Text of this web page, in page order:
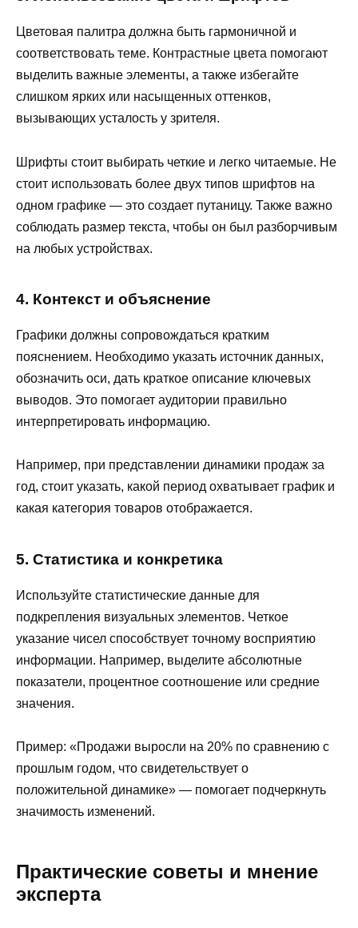
Цветовая палитра должна быть гармоничной и
соответствовать теме. Контрастные цвета помогают
выделить важные элементы, а также избегайте
слишком ярких или насыщенных оттенков,
вызывающих усталость у зрителя.
Шрифты стоит выбирать четкие и легко читаемые. Не
стоит использовать более двух типов шрифтов на
одном графике — это создает путаницу. Также важно
соблюдать размер текста, чтобы он был разборчивым
на любых устройствах.
4. Контекст и объяснение
Графики должны сопровождаться кратким
пояснением. Необходимо указать источник данных,
обозначить оси, дать краткое описание ключевых
выводов. Это помогает аудитории правильно
интерпретировать информацию.
Например, при представлении динамики продаж за
год, стоит указать, какой период охватывает график и
какая категория товаров отображается.
5. Статистика и конкретика
Используйте статистические данные для
подкрепления визуальных элементов. Четкое
указание чисел способствует точному восприятию
информации. Например, выделите абсолютные
показатели, процентное соотношение или средние
значения.
Пример: «Продажи выросли на 20% по сравнению с
прошлым годом, что свидетельствует о
положительной динамике» — помогает подчеркнуть
значимость изменений.
Практические советы и мнение
эксперта